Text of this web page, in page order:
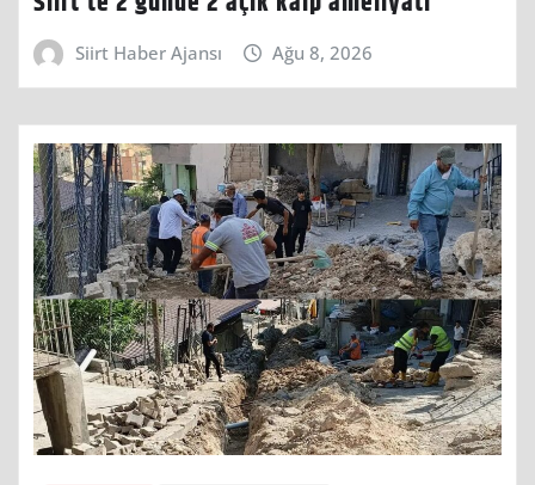
Siirt Haber Ajansı Ağu 8, 2026